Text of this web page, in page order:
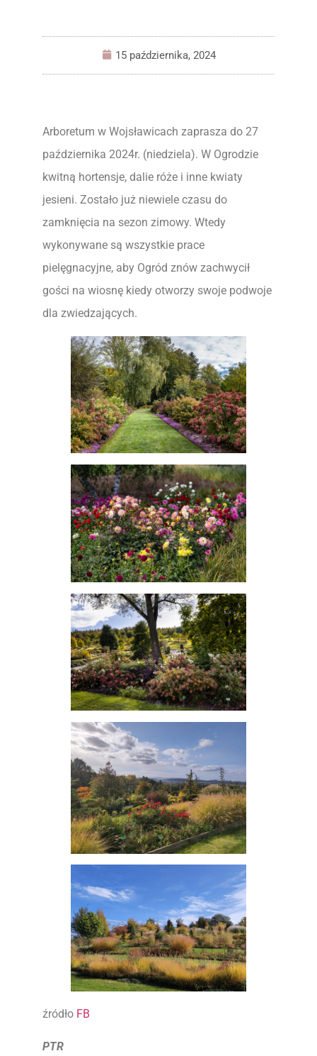
15 października, 2024
Arboretum w Wojsławicach zaprasza do 27
października 2024r. (niedziela). W Ogrodzie
kwitną hortensje, dalie róże i inne kwiaty
jesieni. Zostało już niewiele czasu do
zamknięcia na sezon zimowy. Wtedy
wykonywane są wszystkie prace
pielęgnacyjne, aby Ogród znów zachwycił
gości na wiosnę kiedy otworzy swoje podwoje
dla zwiedzających.
źródło FB
PTR